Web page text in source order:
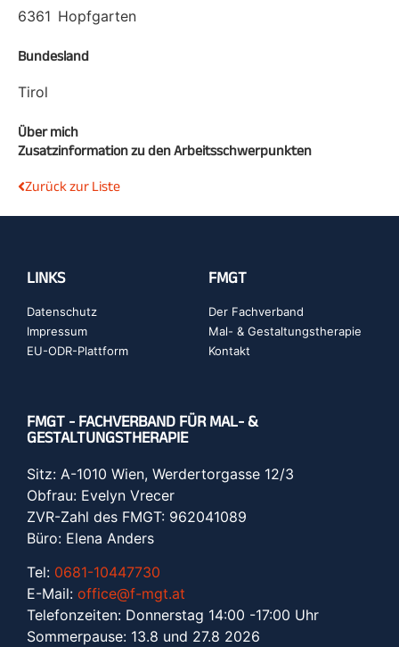
6361 Hopfgarten
Bundesland
Tirol
Über mich
Zusatzinformation zu den Arbeitsschwerpunkten
Zurück zur Liste
LINKS
Datenschutz
Impressum
EU-ODR-Plattform
FMGT
Der Fachverband
Mal- & Gestaltungstherapie
Kontakt
FMGT - FACHVERBAND FÜR MAL- &
GESTALTUNGSTHERAPIE
Sitz: A-1010 Wien, Werdertorgasse 12/3
Obfrau: Evelyn Vrecer
ZVR-Zahl des FMGT: 962041089
Büro: Elena Anders
Tel: 0681-10447730
E-Mail: office@f-mgt.at
Telefonzeiten: Donnerstag 14:00 -17:00 Uhr
Sommerpause: 13.8 und 27.8 2026